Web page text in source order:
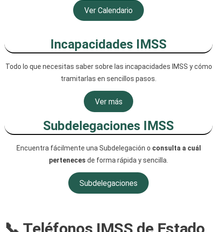
Ver Calendario
Incapacidades IMSS
Todo lo que necesitas saber sobre las incapacidades IMSS y cómo
tramitarlas en sencillos pasos.
Ver más
Subdelegaciones IMSS
Encuentra fácilmente una Subdelegación o consulta a cuál
perteneces de forma rápida y sencilla.
Subdelegaciones